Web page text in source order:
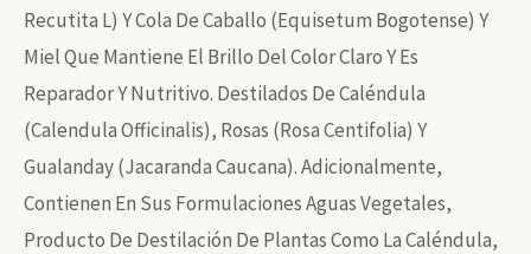
Recutita L) Y Cola De Caballo (Equisetum Bogotense) Y
Miel Que Mantiene El Brillo Del Color Claro Y Es
Reparador Y Nutritivo. Destilados De Caléndula
(Calendula Officinalis), Rosas (Rosa Centifolia) Y
Gualanday (Jacaranda Caucana). Adicionalmente,
Contienen En Sus Formulaciones Aguas Vegetales,
Producto De Destilación De Plantas Como La Caléndula,